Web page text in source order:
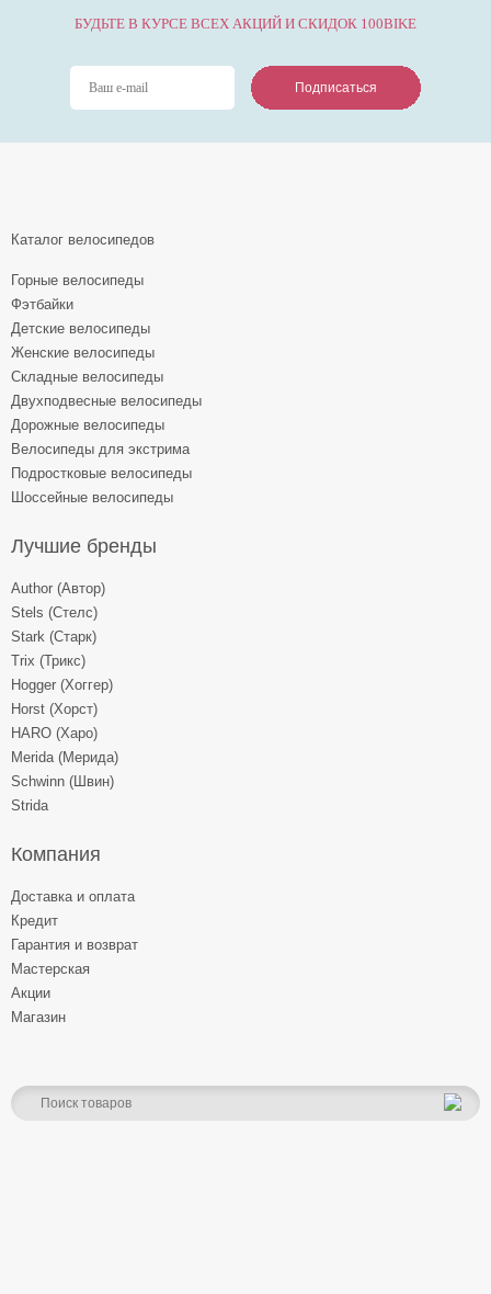
БУДЬТЕ В КУРСЕ ВСЕХ АКЦИЙ И СКИДОК 100BIKE
Подписаться
Подписаться
Подписаться
Каталог велосипедов
Горные велосипеды
Фэтбайки
Детские велосипеды
Женские велосипеды
Складные велосипеды
Двухподвесные велосипеды
Дорожные велосипеды
Велосипеды для экстрима
Подростковые велосипеды
Шоссейные велосипеды
Лучшие бренды
Author (Автор)
Stels (Стелс)
Stark (Старк)
Trix (Трикс)
Hogger (Хоггер)
Horst (Хорст)
HARO (Харо)
Merida (Мерида)
Schwinn (Швин)
Strida
Компания
Доставка и оплата
Кредит
Гарантия и возврат
Мастерская
Акции
Магазин